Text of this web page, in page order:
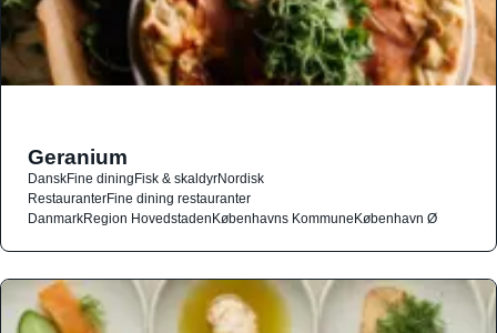
Geranium
DanskFine diningFisk & skaldyrNordisk
RestauranterFine dining restauranter
DanmarkRegion HovedstadenKøbenhavns KommuneKøbenhavn Ø